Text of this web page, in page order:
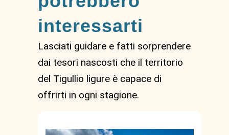
interessarti
Lasciati guidare e fatti sorprendere
dai tesori nascosti che il territorio
del Tigullio ligure è capace di
offrirti in ogni stagione.